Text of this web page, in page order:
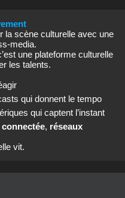
la scène culturelle avec une
une plateforme culturelle
les talents.
qui donnent le tempo
qui captent l’instant
connectée, réseaux
vit.